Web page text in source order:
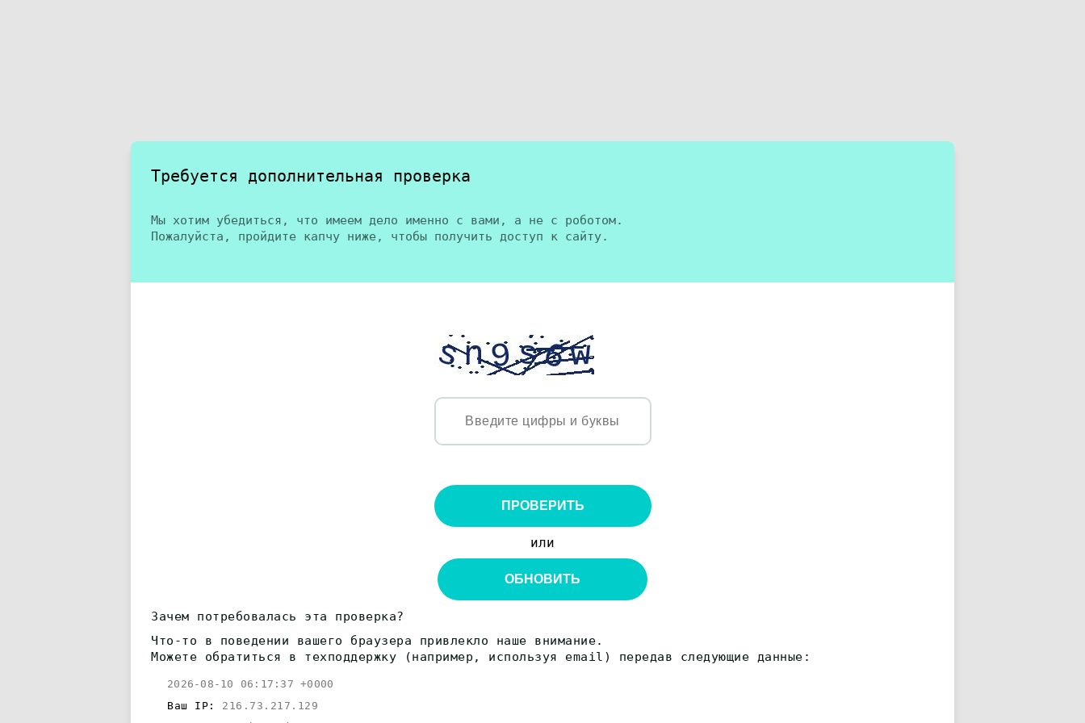
Требуется дополнительная проверка
Мы хотим убедиться, что имеем дело именно с вами, а не с роботом.
Пожалуйста, пройдите капчу ниже, чтобы получить доступ к сайту.
ПРОВЕРИТЬ
или
ОБНОВИТЬ
Зачем потребовалась эта проверка?
Что-то в поведении вашего браузера привлекло наше внимание.
Можете обратиться в техподдержку (например, используя email) передав следующие данные:
2026-08-10 06:17:37 +0000
Ваш IP: 216.73.217.129